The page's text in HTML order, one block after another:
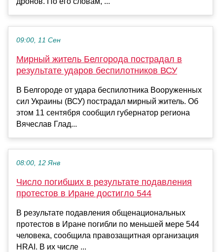
09:00, 11 Сен
Мирный житель Белгорода пострадал в
результате ударов беспилотников ВСУ
В Белгороде от удара беспилотника Вооруженных
сил Украины (ВСУ) пострадал мирный житель. Об
этом 11 сентября сообщил губернатор региона
Вячеслав Глад...
08:00, 12 Янв
Число погибших в результате подавления
протестов в Иране достигло 544
В результате подавления общенациональных
протестов в Иране погибли по меньшей мере 544
человека, сообщила правозащитная организация
HRAI. В их числе ...